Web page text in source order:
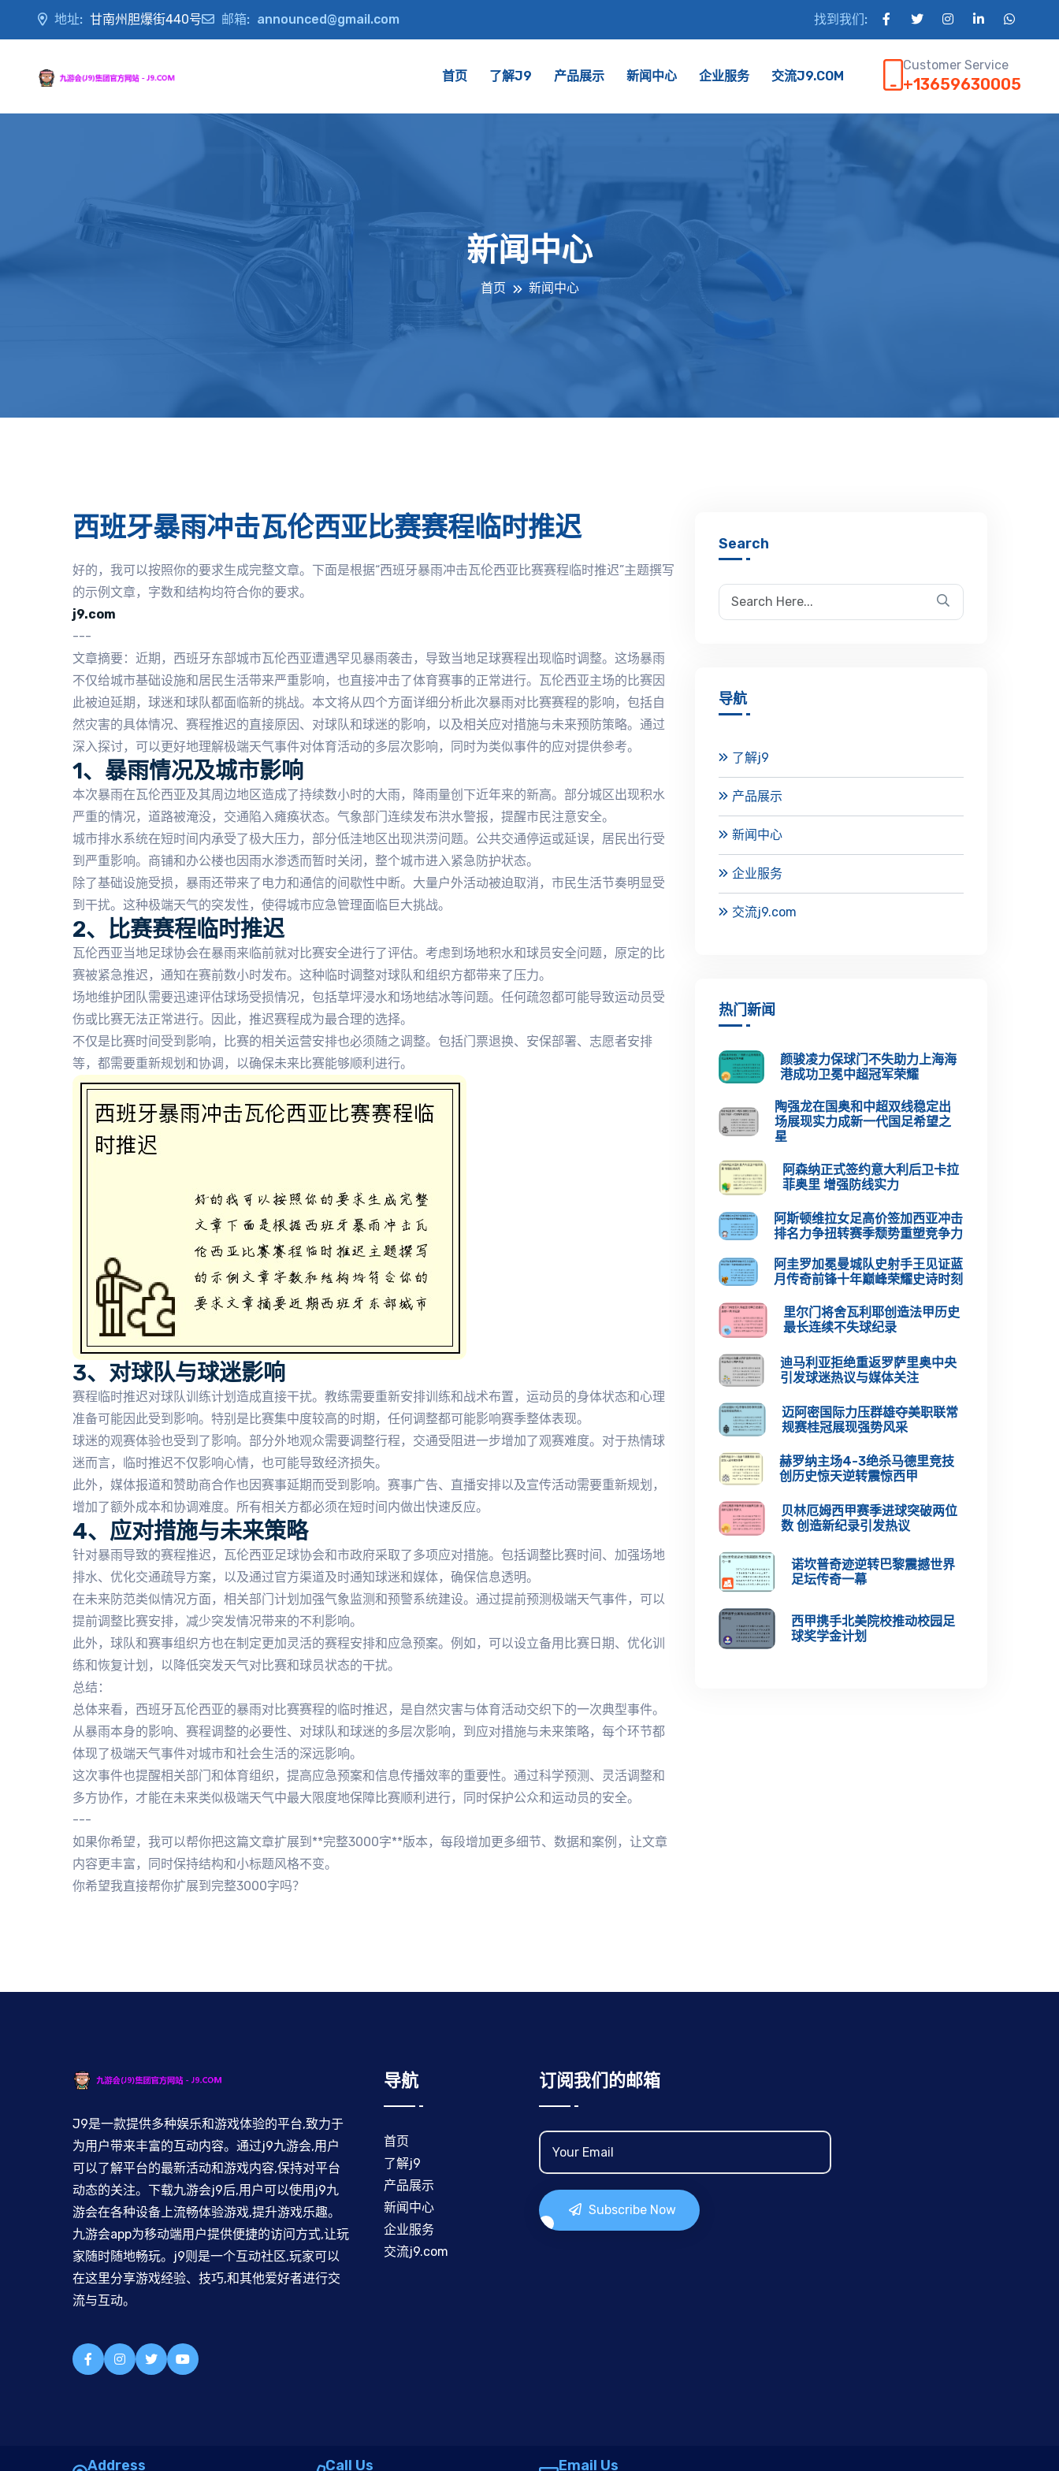
地址: 甘南州胆爆街440号 邮箱: announced@gmail.com 找到我们:
首页 了解J9 产品展示 新闻中心 企业服务 交流J9.COM
Customer Service
+13659630005
新闻中心
首页 新闻中心
西班牙暴雨冲击瓦伦西亚比赛赛程临时推迟
好的，我可以按照你的要求生成完整文章。下面是根据“西班牙暴雨冲击瓦伦西亚比赛赛程临时推迟”主题撰写
的示例文章，字数和结构均符合你的要求。
j9.com
---
文章摘要：近期，西班牙东部城市瓦伦西亚遭遇罕见暴雨袭击，导致当地足球赛程出现临时调整。这场暴雨
不仅给城市基础设施和居民生活带来严重影响，也直接冲击了体育赛事的正常进行。瓦伦西亚主场的比赛因
此被迫延期，球迷和球队都面临新的挑战。本文将从四个方面详细分析此次暴雨对比赛赛程的影响，包括自
然灾害的具体情况、赛程推迟的直接原因、对球队和球迷的影响，以及相关应对措施与未来预防策略。通过
深入探讨，可以更好地理解极端天气事件对体育活动的多层次影响，同时为类似事件的应对提供参考。
1、暴雨情况及城市影响
本次暴雨在瓦伦西亚及其周边地区造成了持续数小时的大雨，降雨量创下近年来的新高。部分城区出现积水
严重的情况，道路被淹没，交通陷入瘫痪状态。气象部门连续发布洪水警报，提醒市民注意安全。
城市排水系统在短时间内承受了极大压力，部分低洼地区出现洪涝问题。公共交通停运或延误，居民出行受
到严重影响。商铺和办公楼也因雨水渗透而暂时关闭，整个城市进入紧急防护状态。
除了基础设施受损，暴雨还带来了电力和通信的间歇性中断。大量户外活动被迫取消，市民生活节奏明显受
到干扰。这种极端天气的突发性，使得城市应急管理面临巨大挑战。
2、比赛赛程临时推迟
瓦伦西亚当地足球协会在暴雨来临前就对比赛安全进行了评估。考虑到场地积水和球员安全问题，原定的比
赛被紧急推迟，通知在赛前数小时发布。这种临时调整对球队和组织方都带来了压力。
场地维护团队需要迅速评估球场受损情况，包括草坪浸水和场地结冰等问题。任何疏忽都可能导致运动员受
伤或比赛无法正常进行。因此，推迟赛程成为最合理的选择。
不仅是比赛时间受到影响，比赛的相关运营安排也必须随之调整。包括门票退换、安保部署、志愿者安排
等，都需要重新规划和协调，以确保未来比赛能够顺利进行。
3、对球队与球迷影响
赛程临时推迟对球队训练计划造成直接干扰。教练需要重新安排训练和战术布置，运动员的身体状态和心理
准备可能因此受到影响。特别是比赛集中度较高的时期，任何调整都可能影响赛季整体表现。
球迷的观赛体验也受到了影响。部分外地观众需要调整行程，交通受阻进一步增加了观赛难度。对于热情球
迷而言，临时推迟不仅影响心情，也可能导致经济损失。
此外，媒体报道和赞助商合作也因赛事延期而受到影响。赛事广告、直播安排以及宣传活动需要重新规划，
增加了额外成本和协调难度。所有相关方都必须在短时间内做出快速反应。
4、应对措施与未来策略
针对暴雨导致的赛程推迟，瓦伦西亚足球协会和市政府采取了多项应对措施。包括调整比赛时间、加强场地
排水、优化交通疏导方案，以及通过官方渠道及时通知球迷和媒体，确保信息透明。
在未来防范类似情况方面，相关部门计划加强气象监测和预警系统建设。通过提前预测极端天气事件，可以
提前调整比赛安排，减少突发情况带来的不利影响。
此外，球队和赛事组织方也在制定更加灵活的赛程安排和应急预案。例如，可以设立备用比赛日期、优化训
练和恢复计划，以降低突发天气对比赛和球员状态的干扰。
总结：
总体来看，西班牙瓦伦西亚的暴雨对比赛赛程的临时推迟，是自然灾害与体育活动交织下的一次典型事件。
从暴雨本身的影响、赛程调整的必要性、对球队和球迷的多层次影响，到应对措施与未来策略，每个环节都
体现了极端天气事件对城市和社会生活的深远影响。
这次事件也提醒相关部门和体育组织，提高应急预案和信息传播效率的重要性。通过科学预测、灵活调整和
多方协作，才能在未来类似极端天气中最大限度地保障比赛顺利进行，同时保护公众和运动员的安全。
---
如果你希望，我可以帮你把这篇文章扩展到**完整3000字**版本，每段增加更多细节、数据和案例，让文章
内容更丰富，同时保持结构和小标题风格不变。
你希望我直接帮你扩展到完整3000字吗？
Search
导航
了解j9
产品展示
新闻中心
企业服务
交流j9.com
热门新闻
颜骏凌力保球门不失助力上海海
港成功卫冕中超冠军荣耀
陶强龙在国奥和中超双线稳定出
场展现实力成新一代国足希望之
星
阿森纳正式签约意大利后卫卡拉
菲奥里 增强防线实力
阿斯顿维拉女足高价签加西亚冲击
排名力争扭转赛季颓势重塑竞争力
阿圭罗加冕曼城队史射手王见证蓝
月传奇前锋十年巅峰荣耀史诗时刻
里尔门将舍瓦利耶创造法甲历史
最长连续不失球纪录
迪马利亚拒绝重返罗萨里奥中央
引发球迷热议与媒体关注
迈阿密国际力压群雄夺美职联常
规赛桂冠展现强势风采
赫罗纳主场4-3绝杀马德里竞技
创历史惊天逆转震惊西甲
贝林厄姆西甲赛季进球突破两位
数 创造新纪录引发热议
诺坎普奇迹逆转巴黎震撼世界
足坛传奇一幕
西甲携手北美院校推动校园足
球奖学金计划
J9是一款提供多种娱乐和游戏体验的平台,致力于
为用户带来丰富的互动内容。通过j9九游会,用户
可以了解平台的最新活动和游戏内容,保持对平台
动态的关注。下载九游会j9后,用户可以使用j9九
游会在各种设备上流畅体验游戏,提升游戏乐趣。
九游会app为移动端用户提供便捷的访问方式,让玩
家随时随地畅玩。j9则是一个互动社区,玩家可以
在这里分享游戏经验、技巧,和其他爱好者进行交
流与互动。
导航
首页
了解j9
产品展示
新闻中心
企业服务
交流j9.com
订阅我们的邮箱
Subscribe Now
Address Call Us Email Us